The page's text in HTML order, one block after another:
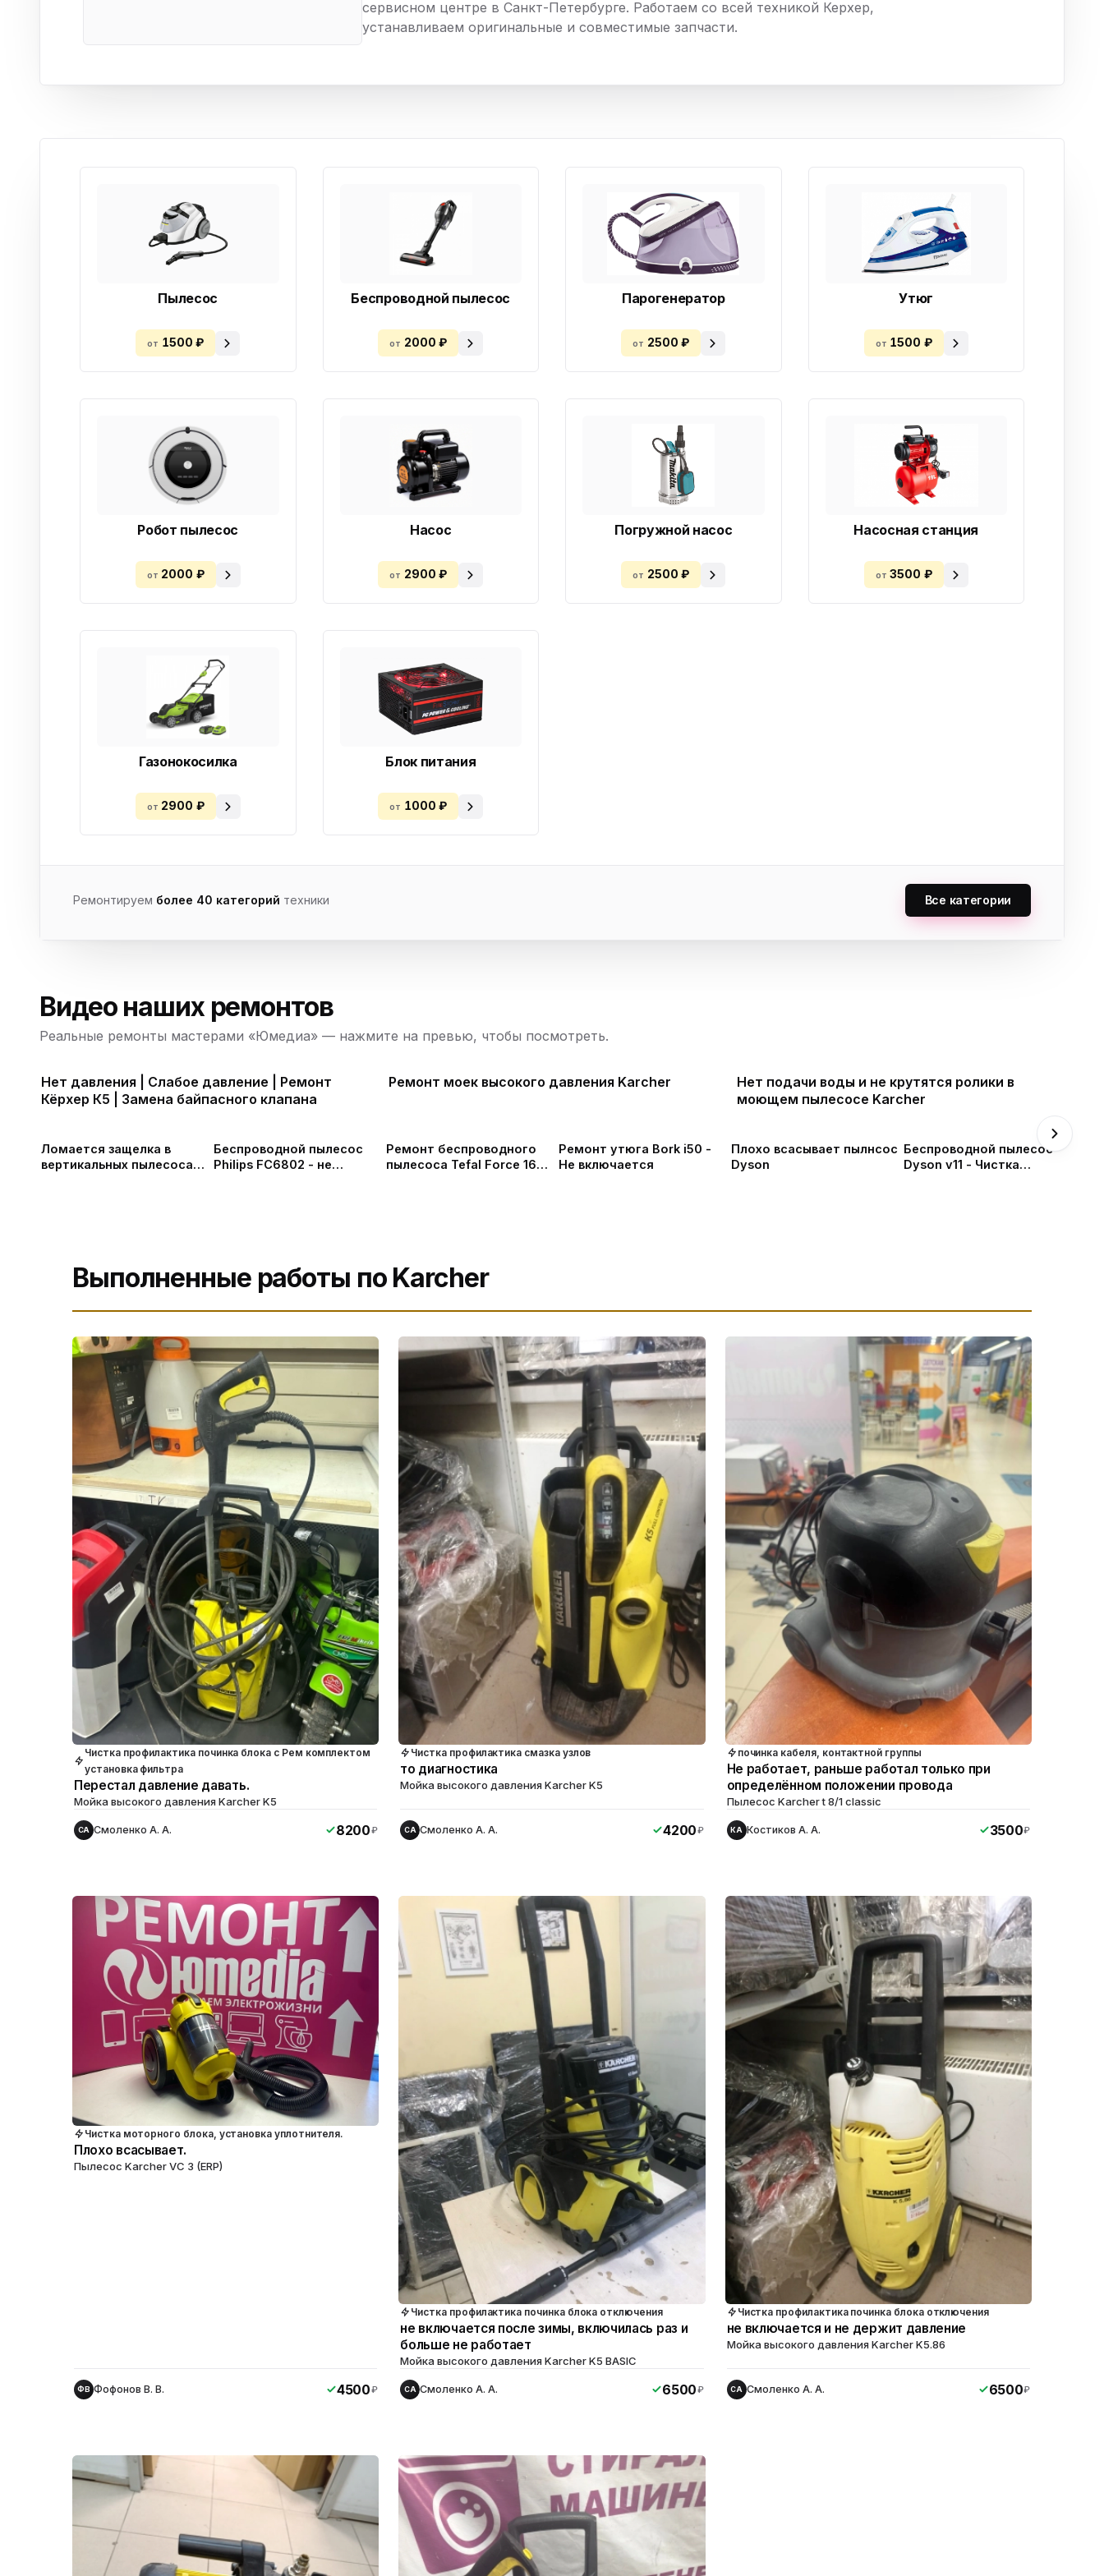
Оргтехника
Электроинструмент
Бензотехника
Винный шкаф Вентиляция Осушитель воздуха
сервисном центре в Санкт-Петербурге. Работаем со всей техникой Керхер,
устанавливаем оригинальные и совместимые запчасти.
Пылесос
от 1500 ₽
Беспроводной пылесос
от 2000 ₽
Парогенератор
от 2500 ₽
Утюг
от 1500 ₽
Робот пылесос
от 2000 ₽
Насос
от 2900 ₽
Погружной насос
от 2500 ₽
Насосная станция
от 3500 ₽
Газонокосилка
от 2900 ₽
Блок питания
от 1000 ₽
Ремонтируем более 40 категорий техники Все категории
Видео наших ремонтов
Реальные ремонты мастерами «Юмедиа» — нажмите на превью, чтобы посмотреть.
Нет давления | Слабое давление | Ремонт
Кёрхер К5 | Замена байпасного клапана
Ремонт моек высокого давления Karcher
Нет подачи воды и не крутятся ролики в
моющем пылесосе Karcher
Ломается защелка в
вертикальных пылесосах
Беспроводной пылесос
Philips FC6802 - не
Ремонт беспроводного
пылесоса Tefal Force 160
Ремонт утюга Bork i50 -
Не включается
Плохо всасывает пылнсос
Dyson
Беспроводной пылесос
Dyson v11 - Чистка
Выполненные работы по Karcher
Чистка профилактика починка блока с Рем комплектом
установка фильтра
Перестал давление давать.
Мойка высокого давления Karcher K5
СА Смоленко А. А. 8200₽
Чистка профилактика смазка узлов
то диагностика
Мойка высокого давления Karcher K5
СА Смоленко А. А. 4200₽
починка кабеля, контактной группы
Не работает, раньше работал только при
определённом положении провода
Пылесос Karcher t 8/1 classic
КА Костиков А. А. 3500₽
Чистка моторного блока, установка уплотнителя.
Плохо всасывает.
Пылесос Karcher VC 3 (ERP)
ФВ Фофонов В. В. 4500₽
Чистка профилактика починка блока отключения
не включается после зимы, включилась раз и
больше не работает
Мойка высокого давления Karcher K5 BASIC
СА Смоленко А. А. 6500₽
Чистка профилактика починка блока отключения
не включается и не держит давление
Мойка высокого давления Karcher K5.86
СА Смоленко А. А. 6500₽